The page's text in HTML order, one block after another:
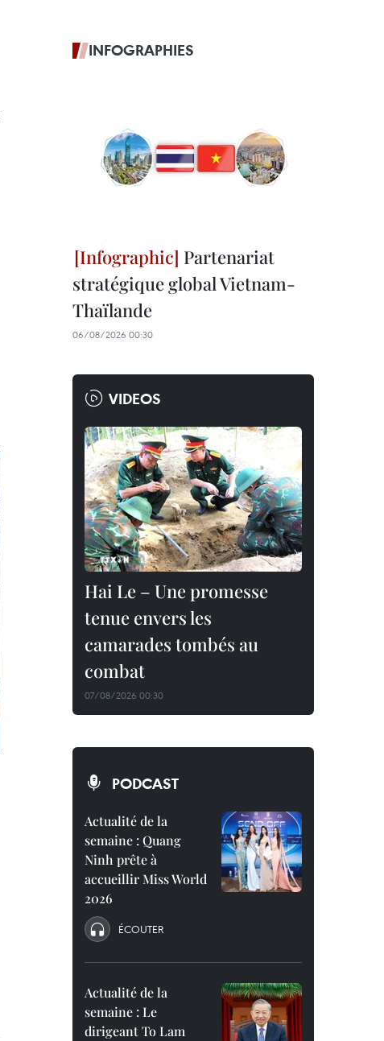
INFOGRAPHIES
Partenariat
stratégique global Vietnam-
Thaïlande
06/08/2026 00:30
VIDEOS
Hai Le – Une promesse
tenue envers les
camarades tombés au
combat
07/08/2026 00:30
PODCAST
Actualité de la
semaine : Quang
Ninh prête à
accueillir Miss World
2026
ÉCOUTER
Actualité de la
semaine : Le
dirigeant To Lam